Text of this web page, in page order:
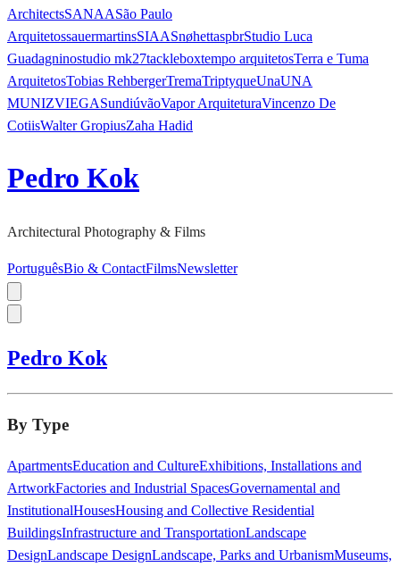
ArchitectsSANAASão Paulo
ArquitetossauermartinsSIAASnøhettaspbrStudio Luca
Guadagninostudio mk27tackleboxtempo arquitetosTerra e Tuma
ArquitetosTobias RehbergerTremaTriptyqueUnaUNA
MUNIZVIEGASundiúvãoVapor ArquiteturaVincenzo De
CotiisWalter GropiusZaha Hadid
Pedro Kok
Architectural Photography & Films
PortuguêsBio & ContactFilmsNewsletter
Pedro Kok
By Type
ApartmentsEducation and CultureExhibitions, Installations and
ArtworkFactories and Industrial SpacesGovernamental and
InstitutionalHousesHousing and Collective Residential
BuildingsInfrastructure and TransportationLandscape
DesignLandscape DesignLandscape, Parks and UrbanismMuseums,